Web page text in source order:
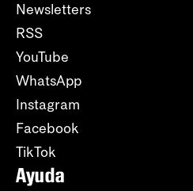
Newsletters
RSS
YouTube
WhatsApp
Instagram
Facebook
TikTok
Ayuda